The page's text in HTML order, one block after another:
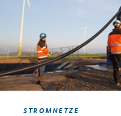
STROMNETZE